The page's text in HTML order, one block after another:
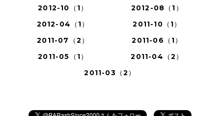
2012-10（1）
2012-08（1）
2012-04（1）
2011-10（1）
2011-07（2）
2011-06（1）
2011-05（1）
2011-04（2）
2011-03（2）